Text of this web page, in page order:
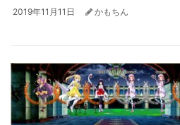
2019年11月11日 かもちん